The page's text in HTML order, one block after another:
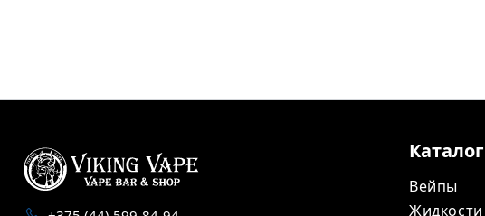
Каталог
Вейпы
Жидкости